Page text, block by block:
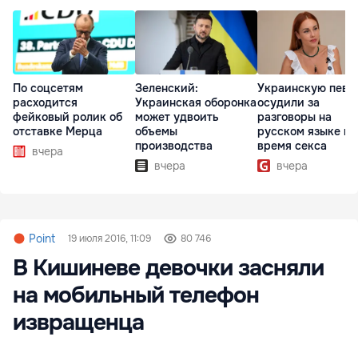
По соцсетям
расходится
фейковый ролик об
отставке Мерца
вчера
Зеленский:
Украинская оборонка
может удвоить
объемы
производства
вчера
Украинскую
осудили за
разговоры на
русском языке во
время секса
вчера
Point 19 июля 2016, 11:09 80 746
В Кишиневе девочки засняли
на мобильный телефон
извращенца